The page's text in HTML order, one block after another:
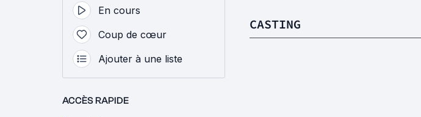
En cours
Coup de cœur
Ajouter à une liste
ACCÈS RAPIDE
CASTING